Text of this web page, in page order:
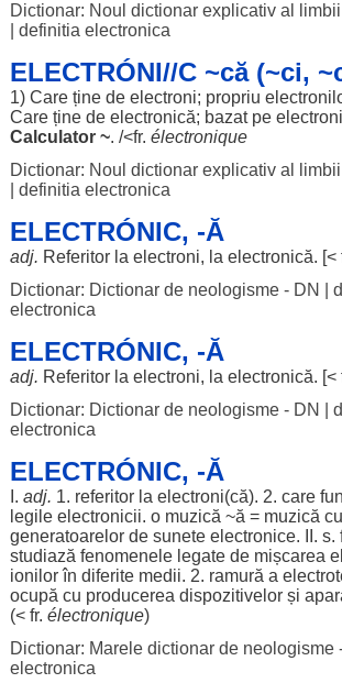
Dictionar: Noul dictionar explicativ al
definitia electronica
ELECTRÓNI//C ~că (~ci,
1) Care ține de electroni; propriu
Care ține de electronică; bazatpe
Calculator~. /<fr. électronique
Dictionar: Noul dictionar explicativ al
definitia electronica
ELECTRÓNIC, -Ă
adj. Referitorla electroni, la electronică. [<
Dictionar: Dictionar de neologisme - DN
electronica
ELECTRÓNIC, -Ă
adj. Referitorla electroni, la electronică. [<
Dictionar: Dictionar de neologisme - DN
electronica
ELECTRÓNIC, -Ă
I. adj. 1. referitorla electroni(că). 2. care
legile electronicii. o muzică ~ă = muzică cu
generatoarelorde sunete electronice. II. s.
studiază fenomenele legatede mișcarea
ionilorîn diferite medii. 2. ramură a
ocupă cu producerea dispozitivelorși
(< fr. électronique)
Dictionar: Marele dictionar de neologisme
electronica